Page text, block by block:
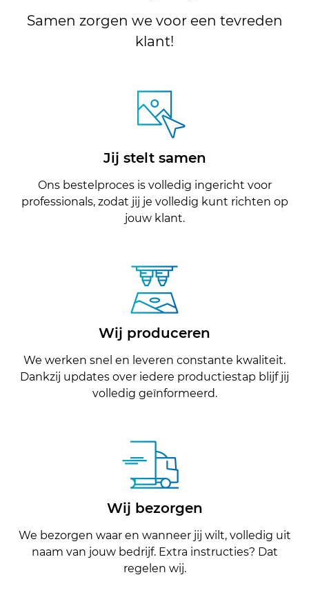
Samen zorgen we voor een tevreden
klant!
Jij stelt samen
Ons bestelproces is volledig ingericht voor
professionals, zodat jij je volledig kunt richten op
jouw klant.
Wij produceren
We werken snel en leveren constante kwaliteit.
Dankzij updates over iedere productiestap blijf jij
volledig geïnformeerd.
Wij bezorgen
We bezorgen waar en wanneer jij wilt, volledig uit
naam van jouw bedrijf. Extra instructies? Dat
regelen wij.